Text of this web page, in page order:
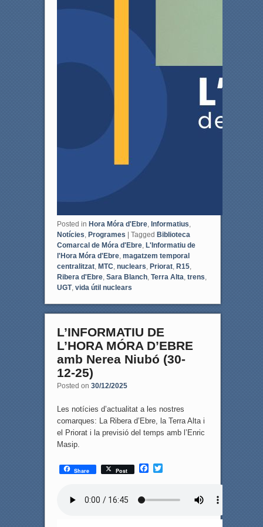
Posted in Hora Móra d'Ebre, Informatius,
Notícies, Programes Tagged Biblioteca
Comarcal de Móra d'Ebre, L'Informatiu de
l'Hora Móra d'Ebre, magatzem temporal
centralitzat, MTC, nuclears, Priorat, R15,
Ribera d'Ebre, Sara Blanch, Terra Alta, trens,
UGT, vida útil nuclears
L’INFORMATIU DE
L’HORA MÓRA D’EBRE
amb Nerea Niubó (30-
12-25)
Posted on 30/12/2025
Les notícies d’actualitat a les nostres
comarques: La Ribera d’Ebre, la Terra Alta i
el Priorat i la previsió del temps amb l’Enric
Masip.
Share Post
F
T